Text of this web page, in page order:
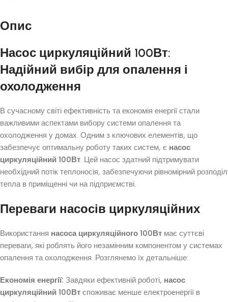
Опис
Насос циркуляційний 100Вт:
Надійний вибір для опалення і
охолодження
В сучасному світі ефективність та економія енергії стали
важливими аспектами вибору системи опалення та
охолодження у домах. Одним з ключових елементів, що
забезпечує оптимальну роботу таких систем, є насос
циркуляційний 100Вт. Цей насос здатний підтримувати
необхідний потік теплоносія, забезпечуючи рівномірний розподіл
тепла в приміщенні чи на підприємстві.
Переваги насосів циркуляційних
Використання насоса циркуляційного 100Вт має суттєві
переваги, які роблять його незамінним компонентом у системах
опалення та охолодження. Розглянемо їх детальніше:
Економія енергії: Завдяки ефективній роботі, насос
циркуляційний 100Вт споживає менше електроенергії в